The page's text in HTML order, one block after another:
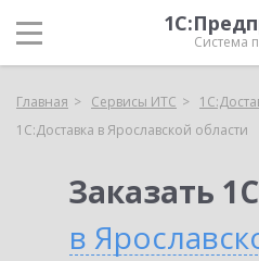
Система
Главная Сервисы ИТС
1С:Доставка в Ярославской области
Заказать
в